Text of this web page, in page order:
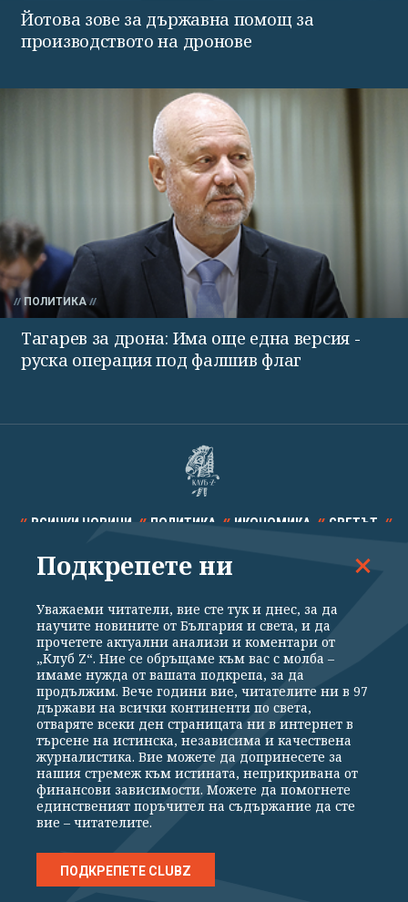
Йотова зове за държавна помощ за
производството на дронове
ПОЛИТИКА
Тагарев за дрона: Има още една версия -
руска операция под фалшив флаг
ВСИЧКИ НОВИНИ ПОЛИТИКА ИКОНОМИКА СВЕТЪТ
СПОРТ КУЛТУРА ТЕХНОЛОГИИ КАЛЕЙДОСКОП
Общи условия
Политика за поверителност
Реклама
Партньори Контакти
За Клуб Z
Екип
Подкрепете ни
Издател на www.clubz.bg е „Клуб Зебра Медия“ ЕООД, София, ул. "Алеко
Константинов" 3. Всички права запазени 2026 „Клуб Зебра Медия“
Препечатването на материали, снимки и видео от www.clubz.bg без
разрешение ще бъде преследвано по съдебен път, съгласно
ОБЩИТЕ УСЛОВИЯ
Подкрепете ни
Уважаеми читатели, вие сте тук и днес, за да
научите новините от България и света, и да
прочетете актуални анализи и коментари от
„Клуб Z“. Ние се обръщаме към вас с молба –
имаме нужда от вашата подкрепа, за да
продължим. Вече години вие, читателите ни в 97
държави на всички континенти по света,
отваряте всеки ден страницата ни в интернет в
търсене на истинска, независима и качествена
журналистика. Вие можете да допринесете за
нашия стремеж към истината, неприкривана от
финансови зависимости. Можете да помогнете
единственият поръчител на съдържание да сте
вие – читателите.
ПОДКРЕПЕТЕ CLUBZ